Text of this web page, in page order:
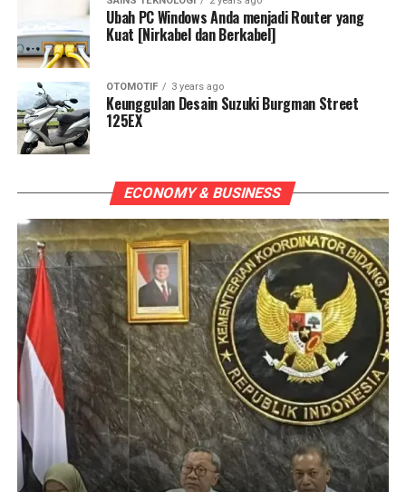
Ubah PC Windows Anda menjadi Router yang
Kuat [Nirkabel dan Berkabel]
OTOMOTIF 3 years ago
Keunggulan Desain Suzuki Burgman Street
125EX
ECONOMY & BUSINESS